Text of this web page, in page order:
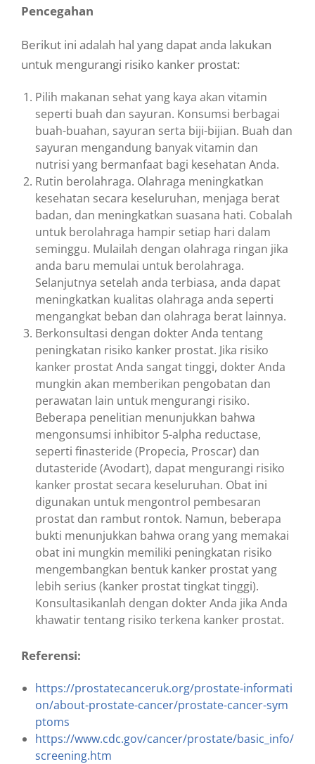
Pencegahan
Berikut ini adalah hal yang dapat anda lakukan
untuk mengurangi risiko kanker prostat:
Pilih makanan sehat yang kaya akan vitamin
seperti buah dan sayuran. Konsumsi berbagai
buah-buahan, sayuran serta biji-bijian. Buah dan
sayuran mengandung banyak vitamin dan
nutrisi yang bermanfaat bagi kesehatan Anda.
Rutin berolahraga. Olahraga meningkatkan
kesehatan secara keseluruhan, menjaga berat
badan, dan meningkatkan suasana hati. Cobalah
untuk berolahraga hampir setiap hari dalam
seminggu. Mulailah dengan olahraga ringan jika
anda baru memulai untuk berolahraga.
Selanjutnya setelah anda terbiasa, anda dapat
meningkatkan kualitas olahraga anda seperti
mengangkat beban dan olahraga berat lainnya.
Berkonsultasi dengan dokter Anda tentang
peningkatan risiko kanker prostat. Jika risiko
kanker prostat Anda sangat tinggi, dokter Anda
mungkin akan memberikan pengobatan dan
perawatan lain untuk mengurangi risiko.
Beberapa penelitian menunjukkan bahwa
mengonsumsi inhibitor 5-alpha reductase,
seperti finasteride (Propecia, Proscar) dan
dutasteride (Avodart), dapat mengurangi risiko
kanker prostat secara keseluruhan. Obat ini
digunakan untuk mengontrol pembesaran
prostat dan rambut rontok. Namun, beberapa
bukti menunjukkan bahwa orang yang memakai
obat ini mungkin memiliki peningkatan risiko
mengembangkan bentuk kanker prostat yang
lebih serius (kanker prostat tingkat tinggi).
Konsultasikanlah dengan dokter Anda jika Anda
khawatir tentang risiko terkena kanker prostat.
Referensi:
https://prostatecanceruk.org/prostate-informati
on/about-prostate-cancer/prostate-cancer-sym
ptoms
https://www.cdc.gov/cancer/prostate/basic_info/
screening.htm